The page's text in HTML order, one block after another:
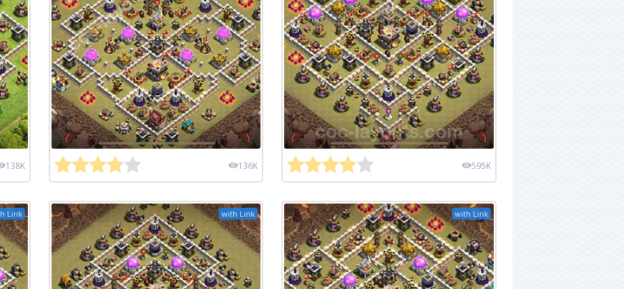
138K 136K 595K
Link with Link with Link